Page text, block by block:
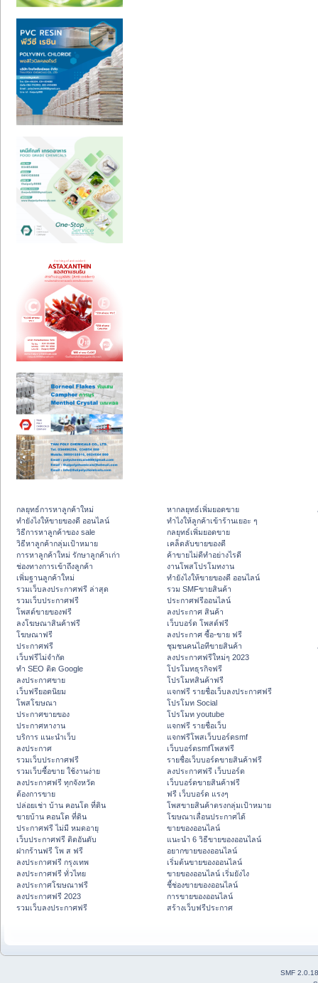
กลยุทธ์การหาลูกค้าใหม่
ทํายังไงให้ขายของดี ออนไลน์
วิธีการหาลูกค้าของ sale
วิธีหาลูกค้ากลุ่มเป้าหมาย
การหาลูกค้าใหม่ รักษาลูกค้าเก่า
ช่องทางการเข้าถึงลูกค้า
เพิ่มฐานลูกค้าใหม่
รวมเว็บลงประกาศฟรี ล่าสุด
รวมเว็บประกาศฟรี
โพสต์ขายของฟรี
ลงโฆษณาสินค้าฟรี
โฆษณาฟรี
ประกาศฟรี
เว็บฟรีไม่จำกัด
ทำ SEO ติด Google
ลงประกาศขาย
เว็บฟรียอดนิยม
โพสโฆษณา
ประกาศขายของ
ประกาศหางาน
บริการ แนะนำเว็บ
ลงประกาศ
รวมเว็บประกาศฟรี
รวมเว็บซื้อขาย ใช้งานง่าย
ลงประกาศฟรี ทุกจังหวัด
ต้องการขาย
ปล่อยเช่า บ้าน คอนโด ที่ดิน
ขายบ้าน คอนโด ที่ดิน
ประกาศฟรี ไม่มี หมดอายุ
เว็บประกาศฟรี ติดอันดับ
ฝากร้านฟรี โพ ส ฟรี
ลงประกาศฟรี กรุงเทพ
ลงประกาศฟรี ทั่วไทย
ลงประกาศโฆษณาฟรี
ลงประกาศฟรี 2023
รวมเว็บลงประกาศฟรี
หากลยุทธ์เพิ่มยอดขาย
ทําไงให้ลูกค้าเข้าร้านเยอะ ๆ
กลยุทธ์เพิ่มยอดขาย
เคล็ดลับขายของดี
ค้าขายไม่ดีทำอย่างไรดี
งานโพสโปรโมทงาน
ทํายังไงให้ขายของดี ออนไลน์
รวม SMFขายสินค้า
ประกาศฟรีออนไลน์
ลงประกาศ สินค้า
เว็บบอร์ด โพสต์ฟรี
ลงประกาศ ซื้อ-ขาย ฟรี
ชุมชนคนไอทีขายสินค้า
ลงประกาศฟรีใหม่ๆ 2023
โปรโมทธุรกิจฟรี
โปรโมทสินค้าฟรี
แจกฟรี รายชื่อเว็บลงประกาศฟรี
โปรโมท Social
โปรโมท youtube
แจกฟรี รายชื่อเว็บ
แจกฟรีโพสเว็บบอร์ดsmf
เว็บบอร์ดsmfโพสฟรี
รายชื่อเว็บบอร์ดขายสินค้าฟรี
ลงประกาศฟรี เว็บบอร์ด
เว็บบอร์ดขายสินค้าฟรี
ฟรี เว็บบอร์ด แรงๆ
โพสขายสินค้าตรงกลุ่มเป้าหมาย
โฆษณาเลื่อนประกาศได้
ขายของออนไลน์
แนะนำ 6 วิธีขายของออนไลน์
อยากขายของออนไลน์
เริ่มต้นขายของออนไลน์
ขายของออนไลน์ เริ่มยังไง
ชี้ช่องขายของออนไลน์
การขายของออนไลน์
สร้างเว็บฟรีประกาศ
SMF 2.0.18